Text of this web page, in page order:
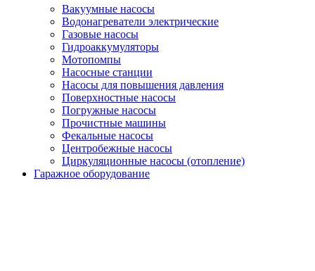
Вакуумные насосы
Водонагреватели электрические
Газовые насосы
Гидроаккумуляторы
Мотопомпы
Насосные станции
Насосы для повышения давления
Поверхностные насосы
Погружные насосы
Прочистные машины
Фекальные насосы
Центробежные насосы
Циркуляционные насосы (отопление)
Гаражное оборудование